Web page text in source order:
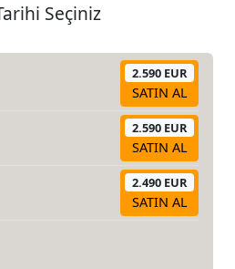
Seçiniz
2.590 EUR
SATIN AL
2.590 EUR
SATIN AL
2.490 EUR
SATIN AL